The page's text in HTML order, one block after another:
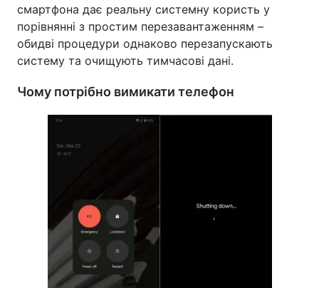
смартфона дає реальну системну користь у
порівнянні з простим перезавантаженням –
обидві процедури однаково перезапускають
систему та очищують тимчасові дані.
Чому потрібно вимикати телефон